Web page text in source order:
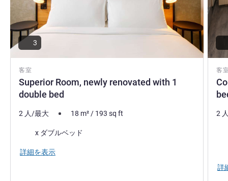
客室
Superior Room, newly renovated with 1
double bed
3
2 人/最大 18 m²/ 193 sq ft
x ダブルベッド
詳細を表示
客
2
詳